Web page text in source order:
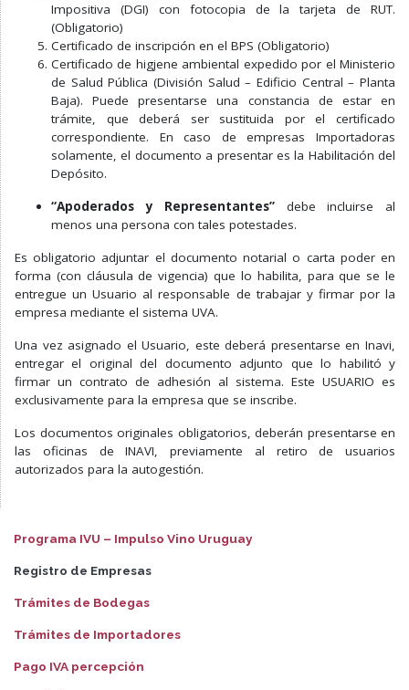
Impositiva (DGI) con fotocopia de la tarjeta de RUT.
(Obligatorio)
Certificado de inscripción en el BPS (Obligatorio)
Certificado de higjene ambiental expedido por el Ministerio
de Salud Pública (División Salud – Edificio Central – Planta
Baja). Puede presentarse una constancia de estar en
trámite, que deberá ser sustituida por el certificado
correspondiente. En caso de empresas Importadoras
solamente, el documento a presentar es la Habilitación del
Depósito.
“Apoderados y Representantes” debe incluirse al
menos una persona con tales potestades.
Es obligatorio adjuntar el documento notarial o carta poder en
forma (con cláusula de vigencia) que lo habilita, para que se le
entregue un Usuario al responsable de trabajar y firmar por la
empresa mediante el sistema UVA.
Una vez asignado el Usuario, este deberá presentarse en Inavi,
entregar el original del documento adjunto que lo habilitó y
firmar un contrato de adhesión al sistema. Este USUARIO es
exclusivamente para la empresa que se inscribe.
Los documentos originales obligatorios, deberán presentarse en
las oficinas de INAVI, previamente al retiro de usuarios
autorizados para la autogestión.
Programa IVU – Impulso Vino Uruguay
Registro de Empresas
Trámites de Bodegas
Trámites de Importadores
Pago IVA percepción